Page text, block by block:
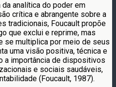
analítica do poder em
crítica e abrangente sobre a
tradicionais, Foucault propõe
que exclui e reprime, mas
se multiplica por meio de seus
uma visão positiva, técnica e
a importância de dispositivos
e sociais saudáveis,
(Foucault, 1987).